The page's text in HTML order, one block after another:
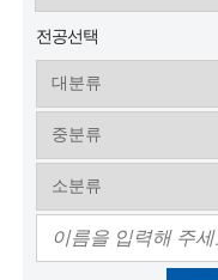
술
인
(
R
t
전공선택